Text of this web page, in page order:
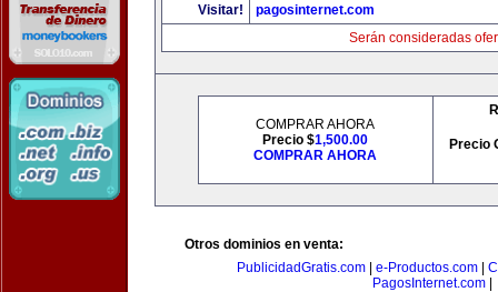
Visitar!
pagosinternet.com
Serán consideradas
COMPRAR AHORA
Precio $1,500.00
COMPRAR AHORA
Precio
Otros dominios en venta:
PublicidadGratis.com
e-Productos.com
PagosInternet.com